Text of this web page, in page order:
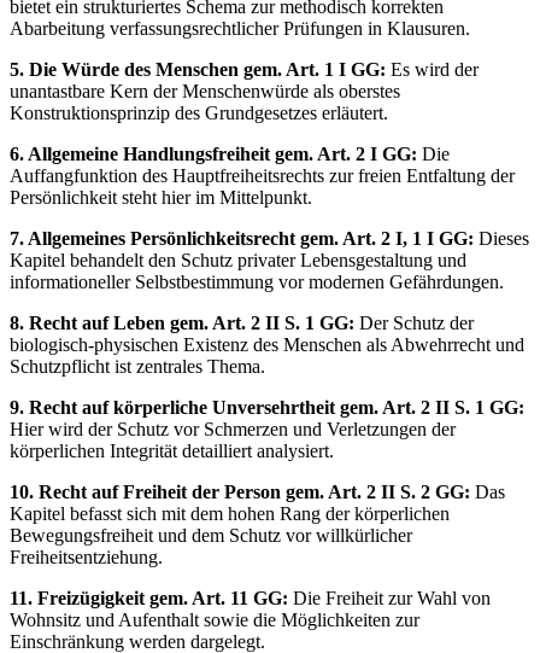
bietet ein strukturiertes Schema zur methodisch korrekten
Abarbeitung verfassungsrechtlicher Prüfungen in Klausuren.
5. Die Würde des Menschen gem. Art. 1 I GG: Es wird der
unantastbare Kern der Menschenwürde als oberstes
Konstruktionsprinzip des Grundgesetzes erläutert.
6. Allgemeine Handlungsfreiheit gem. Art. 2 I GG: Die
Auffangfunktion des Hauptfreiheitsrechts zur freien Entfaltung der
Persönlichkeit steht hier im Mittelpunkt.
7. Allgemeines Persönlichkeitsrecht gem. Art. 2 I, 1 I GG: Dieses
Kapitel behandelt den Schutz privater Lebensgestaltung und
informationeller Selbstbestimmung vor modernen Gefährdungen.
8. Recht auf Leben gem. Art. 2 II S. 1 GG: Der Schutz der
biologisch-physischen Existenz des Menschen als Abwehrrecht und
Schutzpflicht ist zentrales Thema.
9. Recht auf körperliche Unversehrtheit gem. Art. 2 II S. 1 GG:
Hier wird der Schutz vor Schmerzen und Verletzungen der
körperlichen Integrität detailliert analysiert.
10. Recht auf Freiheit der Person gem. Art. 2 II S. 2 GG: Das
Kapitel befasst sich mit dem hohen Rang der körperlichen
Bewegungsfreiheit und dem Schutz vor willkürlicher
Freiheitsentziehung.
11. Freizügigkeit gem. Art. 11 GG: Die Freiheit zur Wahl von
Wohnsitz und Aufenthalt sowie die Möglichkeiten zur
Einschränkung werden dargelegt.